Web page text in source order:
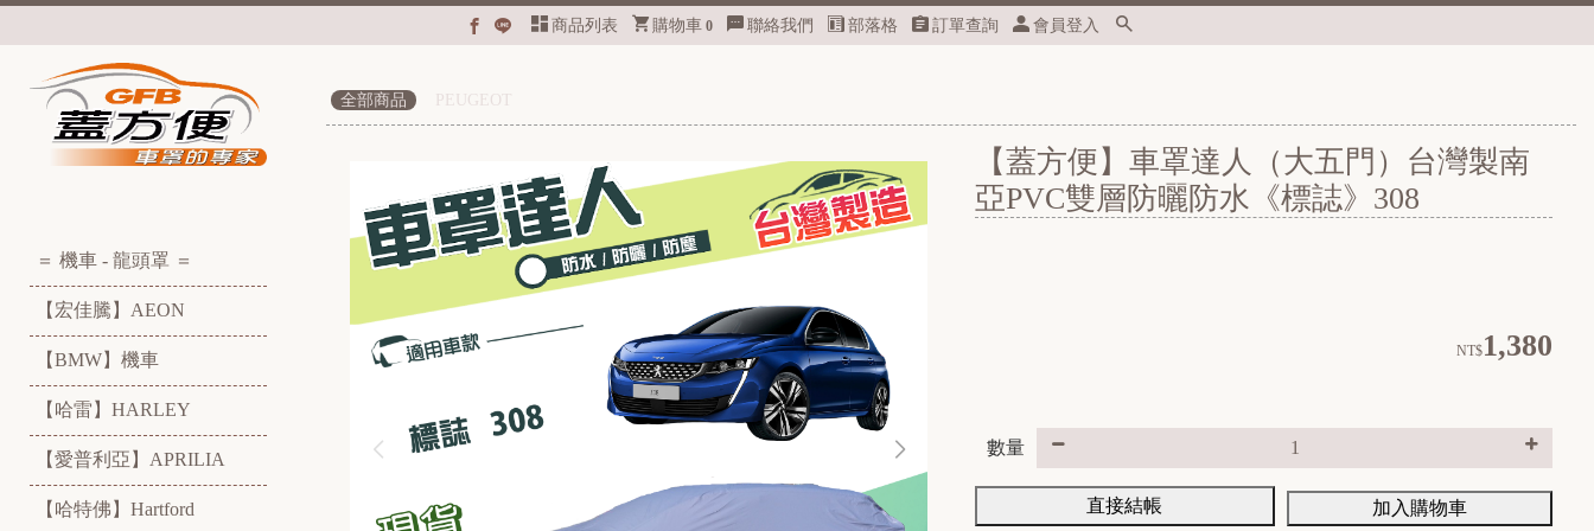
商品列表 購物車 0 聯絡我們 部落格 訂單查詢 會員登入
＝ 機車 - 龍頭罩 ＝
【宏佳騰】AEON
【BMW】機車
【哈雷】HARLEY
【愛普利亞】APRILIA
【哈特佛】Hartford
全部商品 PEUGEOT
【蓋方便】車罩達人（大五門）台灣製南
亞PVC雙層防曬防水《標誌》308
NT$1,380
數量
直接結帳 加入購物車